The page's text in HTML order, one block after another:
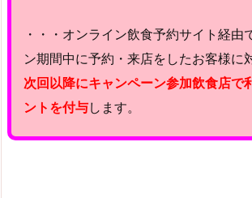
・・・オンライン飲食予約サイト経由
ン期間中に予約・来店をしたお客様に
次回以降にキャンペーン参加飲食店で
ントを付与します。